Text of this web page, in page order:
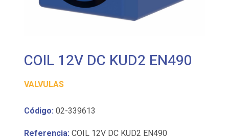
COIL 12V DC KUD2 EN490
VALVULAS
Código: 02-339613
Referencia: COIL 12V DC KUD2 EN490